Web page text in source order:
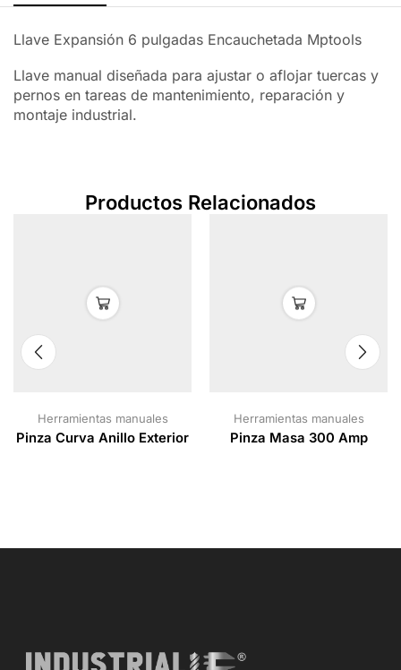
Llave Expansión 6 pulgadas Encauchetada Mptools
Llave manual diseñada para ajustar o aflojar tuercas y
pernos en tareas de mantenimiento, reparación y
montaje industrial.
Productos Relacionados
Herramientas manuales
Pinza Curva Anillo Exterior
Herramientas manuales
Pinza Masa 300 Amp